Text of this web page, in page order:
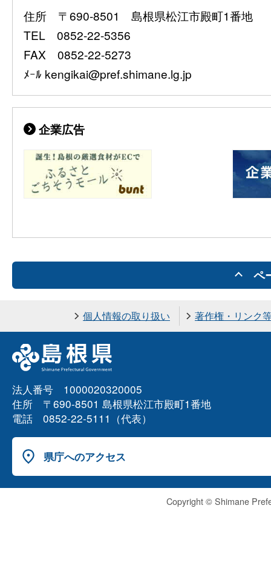
住所 〒690-8501 島根県松江市殿町1番地
TEL 0852-22-5356
FAX 0852-22-5273
ﾒｰﾙ kengikai@pref.shimane.lg.jp
企業広告
ペ
個人情報の取り扱い 著作権・リンク
法人番号 1000020320005
住所 〒690-8501 島根県松江市殿町1番地
電話 0852-22-5111（代表）
県庁へのアクセス
Copyright © Shimane